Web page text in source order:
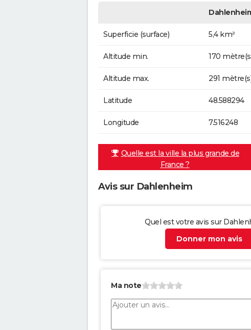
Superficie (surface) 5,4 km²
Altitude min. 170
Altitude max. 291
Latitude 48.588294
Longitude 7.516248
Quelle est la ville la plus grande de
France ?
Avis sur Dahlenheim
Quel est votre avis sur
Donner mon avis
Ma note